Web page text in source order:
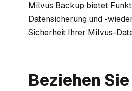
Milvus Backup bietet
Datensicherung und -
Sicherheit Ihrer Milvus-
Beziehen